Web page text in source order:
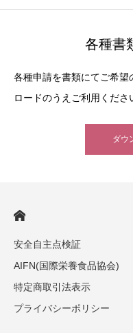
各種書
各種申請を書類にてご希望
ロードのうえご利用くださ
ダウ
安全自主点検証
AIFN(国際栄養食品協会)
特定商取引法表示
プライバシーポリシー